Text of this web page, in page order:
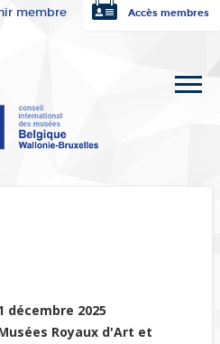
membre Accès membres
décembre 2025
Royaux d'Art et